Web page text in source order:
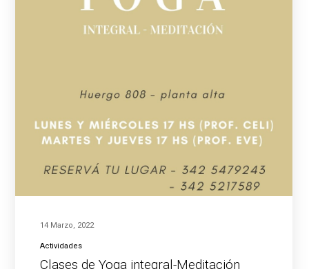
14 Marzo, 2022
Actividades
Clases de Yoga integral-Meditación